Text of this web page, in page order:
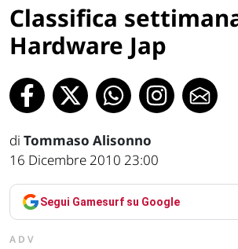
Classifica
Hardware Jap
di Tommaso Alisonno
16 Dicembre 2010 23:00
Segui Gamesurf su Google
ADV